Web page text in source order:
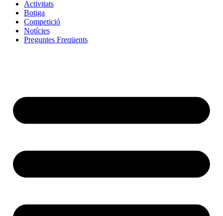
Activitats
Botiga
Competició
Notícies
Preguntes Freqüents